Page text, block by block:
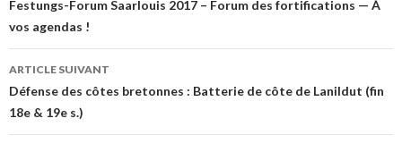
des
articles
Festungs-Forum Saarlouis 2017 – Forum des fortifications — À
vos agendas !
ARTICLE SUIVANT
Défense des côtes bretonnes : Batterie de côte de Lanildut (fin
18e & 19e s.)